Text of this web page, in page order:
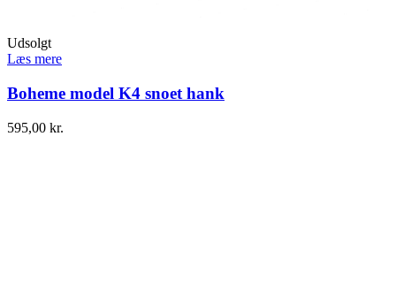
Udsolgt
Læs mere
Boheme model K4 snoet hank
595,00 kr.